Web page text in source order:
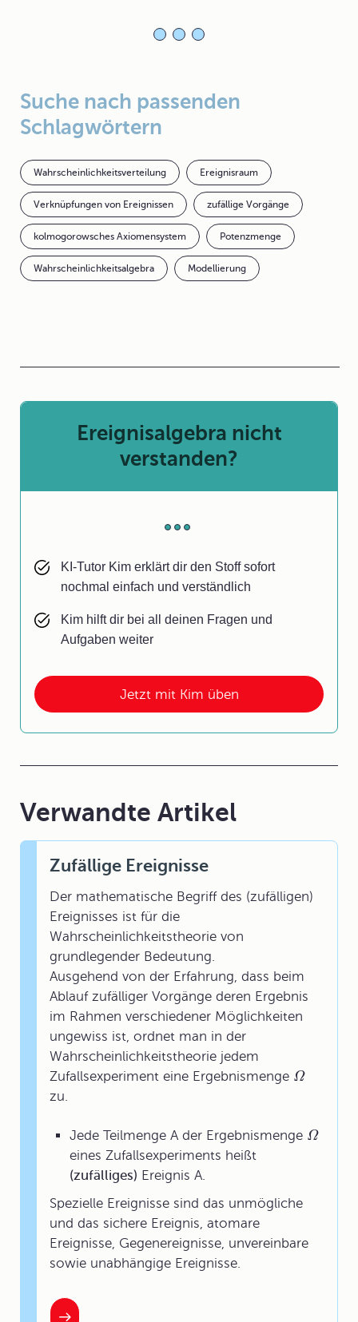
Suche nach passenden
Schlagwörtern
Wahrscheinlichkeitsverteilung Ereignisraum
Verknüpfungen von Ereignissen zufällige Vorgänge
kolmogorowsches Axiomensystem Potenzmenge
Wahrscheinlichkeitsalgebra Modellierung
Jetzt mit Kim üben
Ereignisalgebra nicht
verstanden?
KI-Tutor Kim erklärt dir den Stoff sofort
nochmal einfach und verständlich
Kim hilft dir bei all deinen Fragen und
Aufgaben weiter
Verwandte Artikel
Zufällige Ereignisse
Der mathematische Begriff des (zufälligen)
Ereignisses ist für die
Wahrscheinlichkeitstheorie von
grundlegender Bedeutung.
Ausgehend von der Erfahrung, dass beim
Ablauf zufälliger Vorgänge deren Ergebnis
im Rahmen verschiedener Möglichkeiten
ungewiss ist, ordnet man in der
Wahrscheinlichkeitstheorie jedem
Zufallsexperiment eine Ergebnismenge Ω
zu.
Jede Teilmenge A der Ergebnismenge Ω
eines Zufallsexperiments heißt
(zufälliges) Ereignis A.
Spezielle Ereignisse sind das unmögliche
und das sichere Ereignis, atomare
Ereignisse, Gegenereignisse, unvereinbare
sowie unabhängige Ereignisse.